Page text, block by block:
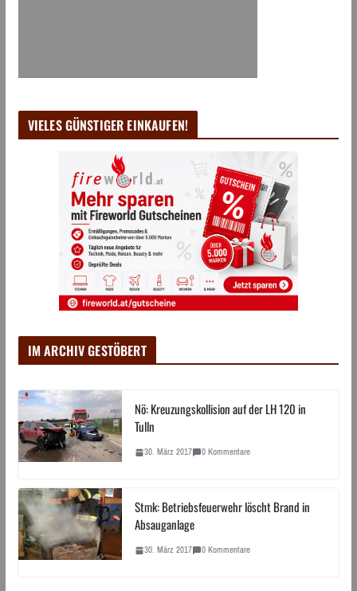
VIELES GÜNSTIGER EINKAUFEN!
IM ARCHIV GESTÖBERT
Nö: Kreuzungskollision auf der LH 120 in
Tulln
30. März 2017 0 Kommentare
Stmk: Betriebsfeuerwehr löscht Brand in
Absauganlage
30. März 2017 0 Kommentare